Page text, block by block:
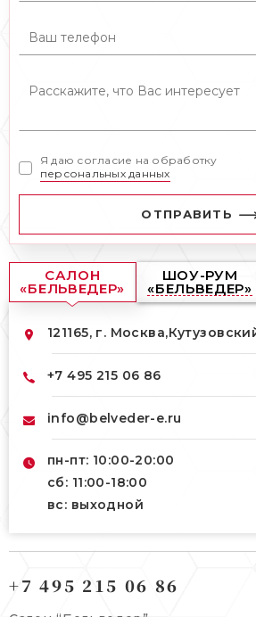
Я даю согласие на обработку
персональных данных
ОТПРАВИТЬ
САЛОН
«БЕЛЬВЕДЕР»
ШОУ-РУМ
«БЕЛЬВЕДЕР»
121165, г. Москва,
+7 495 215 06 86
info@belveder-e.ru
пн-пт: 10:00-20:00
сб: 11:00-18:00
вс: выходной
Берсеневский переулок, 3/
+7 495 215 06 86